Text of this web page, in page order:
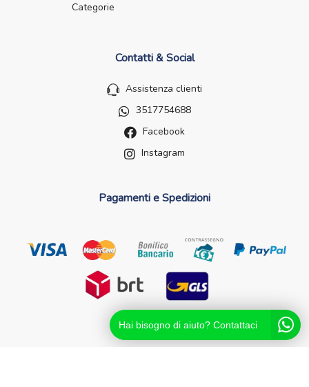
Categorie
Contatti & Social
Assistenza clienti
3517754688
Facebook
Instagram
Pagamenti e Spedizioni
Hai bisogno di aiuto? Contattaci